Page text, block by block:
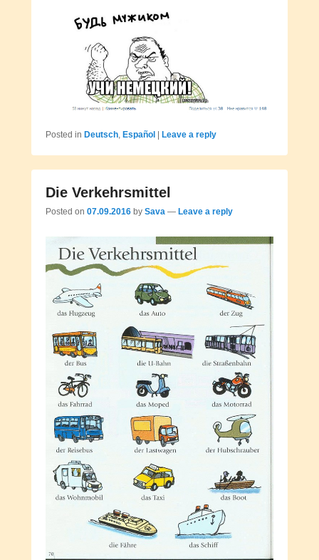
Posted in Deutsch, Español Leave a reply
Die Verkehrsmittel
Posted on 07.09.2016 by Sava — Leave a reply